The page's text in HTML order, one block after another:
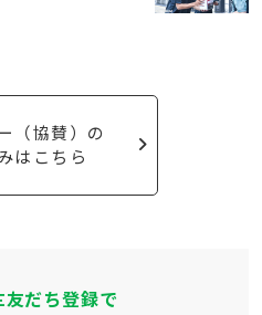
（協賛）の
はこちら
友だち登録で